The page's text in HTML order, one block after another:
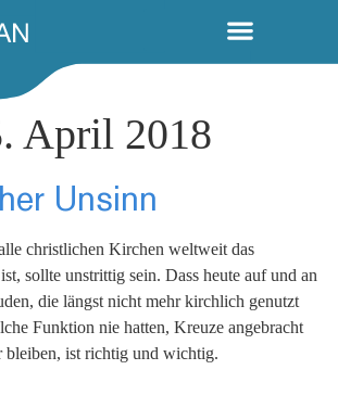
April 2018
Unsinn
christlichen Kirchen weltweit das
sollte unstrittig sein. Dass heute auf und an
die längst nicht mehr kirchlich genutzt
Funktion nie hatten, Kreuze angebracht
bleiben, ist richtig und wichtig.